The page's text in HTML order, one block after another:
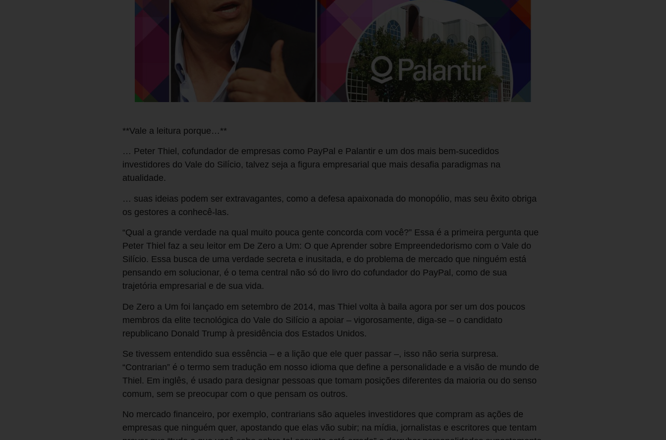
**Vale a leitura porque…**
… Peter Thiel, cofundador de empresas como PayPal e Palantir e um dos mais bem-sucedidos
investidores do Vale do Silício, talvez seja a figura empresarial que mais desafia paradigmas na
atualidade.
… suas ideias podem ser extravagantes, como a defesa apaixonada do monopólio, mas seu êxito obriga
os gestores a conhecê-las.
“Qual a grande verdade na qual muito pouca gente concorda com você?” Essa é a primeira pergunta que
Peter Thiel faz a seu leitor em De Zero a Um: O que Aprender sobre Empreendedorismo com o Vale do
Silício. Essa busca de uma verdade secreta e inusitada, e do problema de mercado que ninguém está
pensando em solucionar, é o tema central não só do livro do cofundador do PayPal, como de sua
trajetória empresarial e de sua vida.
De Zero a Um foi lançado em setembro de 2014, mas Thiel volta à baila agora por ser um dos poucos
membros da elite tecnológica do Vale do Silício a apoiar – vigorosamente, diga-se – o candidato
republicano Donald Trump à presidência dos Estados Unidos.
Se tivessem entendido sua essência – e a lição que ele quer passar –, isso não seria surpresa.
“Contrarian” é o termo sem tradução em nosso idioma que define a personalidade e a visão de mundo de
Thiel. Em inglês, é usado para designar pessoas que tomam posições diferentes da maioria ou do senso
comum, sem se preocupar com o que pensam os outros.
No mercado financeiro, por exemplo, contrarians são aqueles investidores que compram as ações de
empresas que ninguém quer, apostando que elas vão subir; na mídia, jornalistas e escritores que tentam